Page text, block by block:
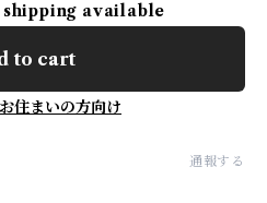
available
to cart
住まいの方向け
通報する